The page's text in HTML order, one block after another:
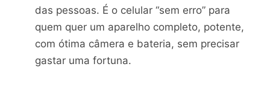
das pessoas. É o celular “sem erro” para
quem quer um aparelho completo, potente,
com ótima câmera e bateria, sem precisar
gastar uma fortuna.